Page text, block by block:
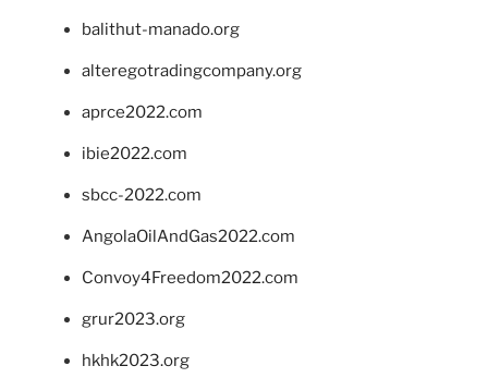
balithut-manado.org
alteregotradingcompany.org
aprce2022.com
ibie2022.com
sbcc-2022.com
AngolaOilAndGas2022.com
Convoy4Freedom2022.com
grur2023.org
hkhk2023.org